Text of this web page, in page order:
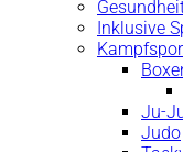
Inklusive
Ju-
Judo